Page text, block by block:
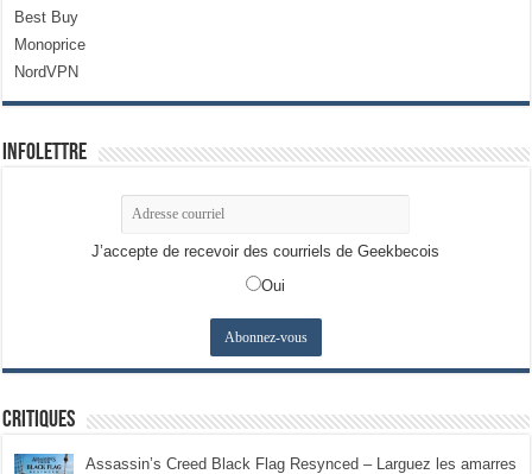
Best Buy
Monoprice
NordVPN
Infolettre
J’accepte de recevoir des courriels de Geekbecois
Oui
Critiques
Assassin’s Creed Black Flag Resynced – Larguez les amarres